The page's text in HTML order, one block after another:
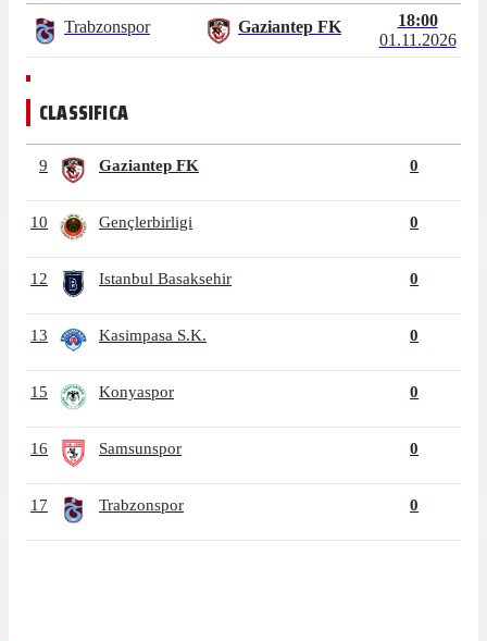
Trabzonspor Gaziantep FK
18:00
01.11.2026
CLASSIFICA
9 Gaziantep FK 0
10 Gençlerbirligi 0
12 Istanbul Basaksehir 0
13 Kasimpasa S.K. 0
15 Konyaspor 0
16 Samsunspor 0
17 Trabzonspor 0